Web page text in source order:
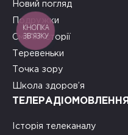
Новий погляд
Подружки
Смачні історії
Теревеньки
Точка зору
Школа здоров’я
ТЕЛЕРАДІОМОВЛЕННЯ
Історія телеканалу
КНОПКА
ЗВ'ЯЗКУ